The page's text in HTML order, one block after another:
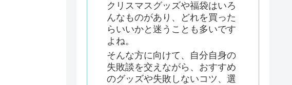
クリスマスグッズや福袋はいろ
んなものがあり、どれを買った
らいいかと迷うことも多いです
よね。
そんな方に向けて、自分自身の
失敗談を交えながら、おすすめ
のグッズや失敗しないコツ、選